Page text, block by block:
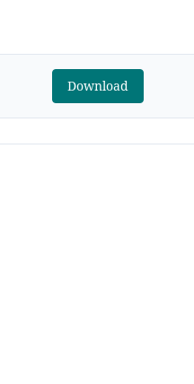
Download